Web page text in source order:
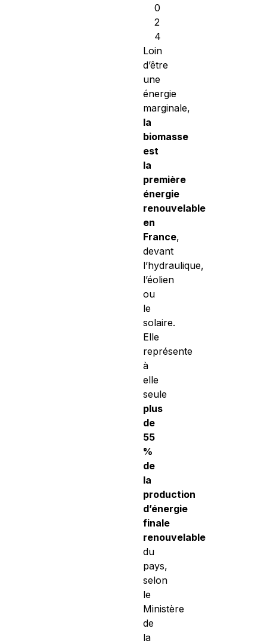
0
2
4
Loin
d’être
une
énergie
marginale,
la
biomasse
est
la
première
énergie
renouvelable
en
France,
devant
l’hydraulique,
l’éolien
ou
le
solaire.
Elle
représente
à
elle
seule
plus
de
55
%
de
la
production
d’énergie
finale
renouvelable
du
pays,
selon
le
Ministère
de
la